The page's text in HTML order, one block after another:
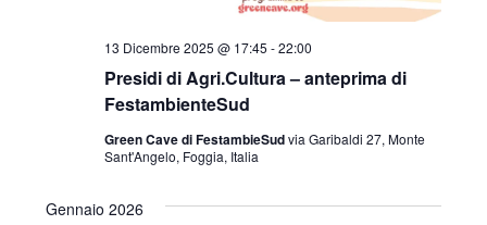
Presidi di Agri.Cultura – anteprima di
FestambienteSud
13 Dicembre 2025 @ 17:45 -22:00
Green Cave di FestambieSudvia Garibaldi 27, Monte
Sant'Angelo, Foggia, Italia
Gennaio 2026